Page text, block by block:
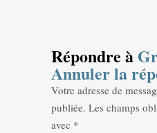
Répondre à
Annuler la
Votre adresse de
publiée. Les champs
avec *